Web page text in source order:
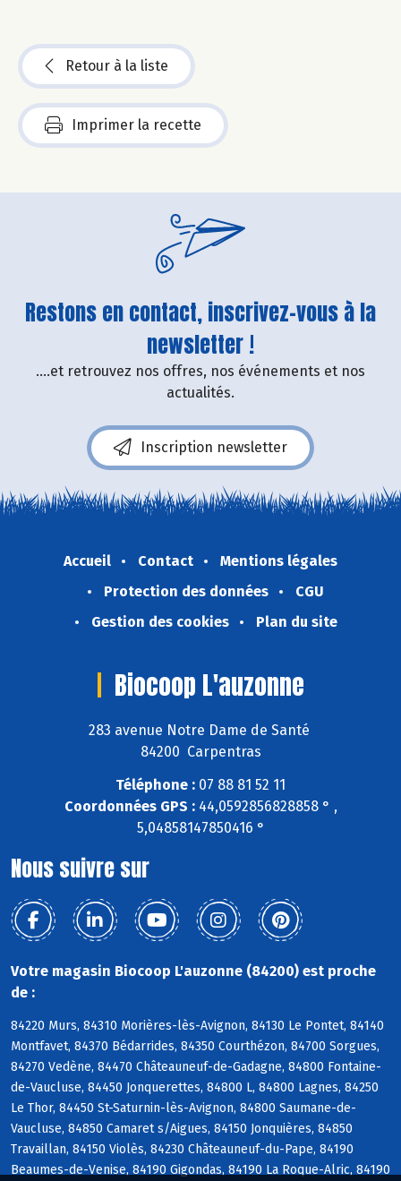
Retour à la liste
Imprimer la recette
Restons en contact, inscrivez-vous à la
newsletter !
....et retrouvez nos offres, nos événements et nos
actualités.
Inscription newsletter
Accueil Contact
Mentions légales
Protection des données
CGU
Gestion des cookies
Plan du site
Biocoop L'auzonne
283 avenue Notre Dame de Santé
84200 Carpentras
Téléphone : 07 88 81 52 11
Coordonnées GPS :44,0592856828858 ° ,
5,04858147850416 °
Nous suivre sur
Votre magasin Biocoop L'auzonne (84200) est proche
de :
84220 Murs, 84310 Morières-lès-Avignon, 84130 Le Pontet, 84140
Montfavet, 84370 Bédarrides, 84350 Courthézon, 84700 Sorgues,
84270 Vedène, 84470 Châteauneuf-de-Gadagne, 84800 Fontaine-
de-Vaucluse, 84450 Jonquerettes, 84800 L, 84800 Lagnes, 84250
Le Thor, 84450 St-Saturnin-lès-Avignon, 84800 Saumane-de-
Vaucluse, 84850 Camaret s/Aigues, 84150 Jonquières, 84850
Travaillan, 84150 Violès, 84230 Châteauneuf-du-Pape, 84190
Beaumes-de-Venise, 84190 Gigondas, 84190 La Roque-Alric, 84190